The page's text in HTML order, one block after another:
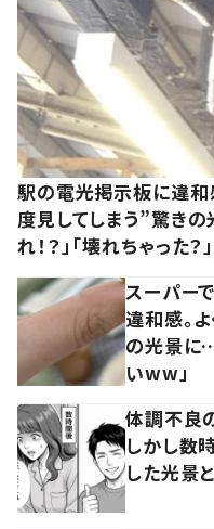
駅の電光掲示板に違
度見してしまう”驚き
れ！？」「壊れちゃった？」
スーパー
違和感。
の光景に…
いww」
体調不良
しかし数
した光景